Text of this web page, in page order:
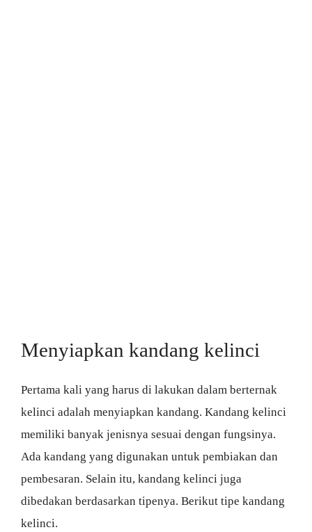
Menyiapkan kandang kelinci
Pertama kali yang harus di lakukan dalam berternak
kelinci adalah menyiapkan kandang. Kandang kelinci
memiliki banyak jenisnya sesuai dengan fungsinya.
Ada kandang yang digunakan untuk pembiakan dan
pembesaran. Selain itu, kandang kelinci juga
dibedakan berdasarkan tipenya. Berikut tipe kandang
kelinci.